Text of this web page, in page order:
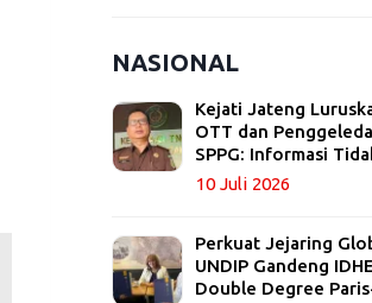
NASIONAL
Kejati Jateng
OTT dan
SPPG: Informasi
10 Juli 2026
Perkuat Jejaring
UNDIP Gandeng
Double Degree